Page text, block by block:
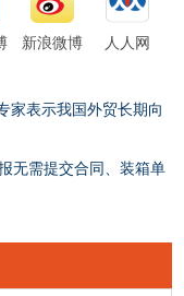
新浪微博 人人网
家表示我国外贸长期向
无需提交合同、装箱单